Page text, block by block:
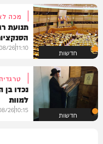
חדשות
מכה
תנועת
11:10
26
חדשות
למוות
10:15
26